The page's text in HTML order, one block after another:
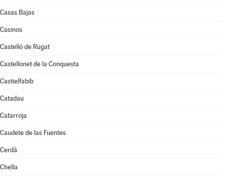
Casas Bajas
Casinos
Castelló de Rugat
Castellonet de la Conquesta
Castielfabib
Catadau
Catarroja
Caudete de las Fuentes
Cerdà
Chella